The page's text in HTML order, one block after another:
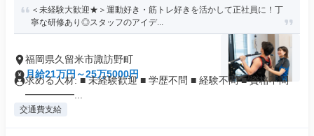
＜未経験大歓迎★＞運動好き・筋トレ好きを活かして正社員に！丁
寧な研修あり◎スタッフのアイデ...
福岡県久留米市諏訪野町
月給21万円～25万5000円
求める人材: ■ 未経験歓迎 ■ 学歴不問 ■ 経験不問 ■ 資格不問
━━━━━...
交通費支給